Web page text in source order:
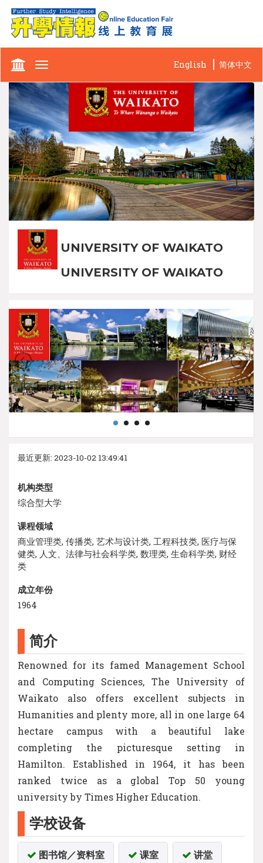
Toggle
English 简体中文
UNIVERSITY OF WAIKATO
UNIVERSITY OF WAIKATO
最近更新: 2023-10-02 13:49:41
机构类型
综合型大学
课程领域
商业管理类, 传播类, 艺术与设计类, 工程科技类, 医疗与保
健类, 人文、法律与社会科学类, 数理类, 生命科学类, 财经
类
成立年份
1964
简介
Renowned for its famed Management School
and Computing Sciences, The University of
Waikato also offers excellent subjects in
Humanities and plenty more, all in one large 64
hectare campus with a beautiful lake
completing the picturesque setting in
Hamilton. Established in 1964, it has been
ranked twice as a global Top 50 young
university by Times Higher Education.
学校设备
图书馆／资料室 课室 讲堂